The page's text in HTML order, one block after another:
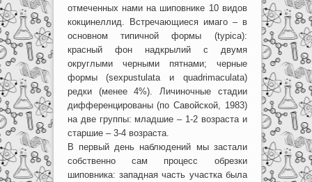
отмеченных нами на шиповнике 10 видов
кокцинеллид. Встречающиеся имаго – в
основном типичной формы (typica):
красный фон надкрылий с двумя
округлыми черными пятнами; черные
формы (sexpustulata и quadrimaculata)
редки (менее 4%). Личиночные стадии
дифференцированы (по Савойской, 1983)
на две группы: младшие – 1-2 возраста и
старшие – 3-4 возраста.
В первый день наблюдений мы застали
собственно сам процесс обрезки
шиповника: западная часть участка была